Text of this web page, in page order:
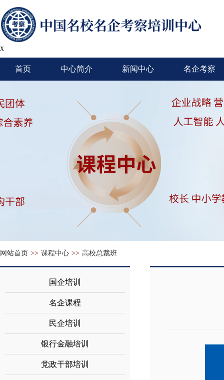
x
首页 中心简介 新闻中心 名企考察
网站首页 >> 课程中心 >> 高校总裁班
国企培训
名企课程
民企培训
银行金融培训
党政干部培训